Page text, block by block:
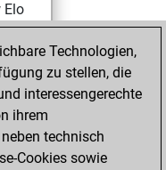
Elo
Technologien,
zu stellen, die
interessengerechte
ihrem
technisch
Cookies sowie